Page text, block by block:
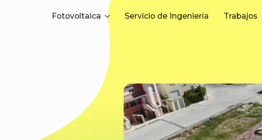
Fotovoltaica Servicio de Ingeniería Trabajos